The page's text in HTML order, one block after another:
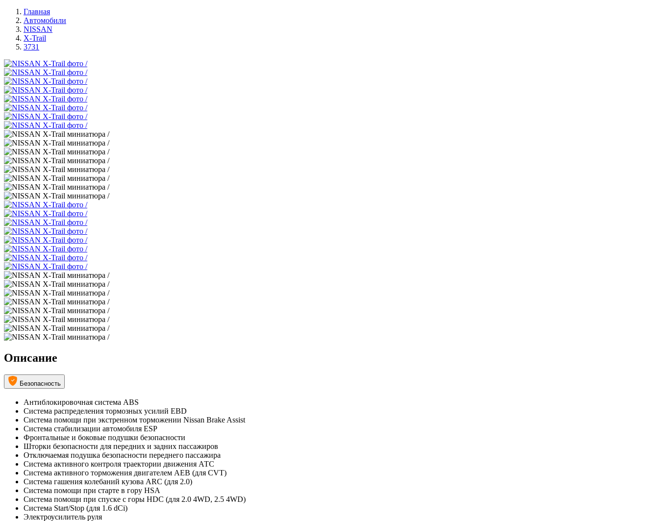
Главная
Автомобили
NISSAN
X-Trail
3731
Описание
Безопасность
Антиблокировочная система ABS
Система распределения тормозных усилий EBD
Система помощи при экстренном торможении Nissan Brake Assist
Система стабилизации автомобиля ESP
Фронтальные и боковые подушки безопасности
Шторки безопасности для передних и задних пассажиров
Отключаемая подушка безопасности переднего пассажира
Система активного контроля траектории движения АТС
Система активного торможения двигателем АЕВ (для CVT)
Система гашения колебаний кузова ARC (для 2.0)
Система помощи при старте в гору HSA
Система помощи при спуске с горы HDC (для 2.0 4WD, 2.5 4WD)
Система Start/Stop (для 1.6 dCi)
Электроусилитель руля